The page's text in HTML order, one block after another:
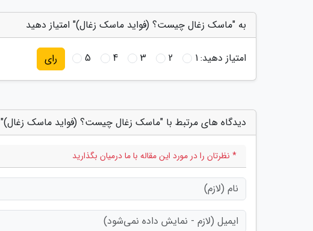
به "ماسک زغال چیست؟ (فواید ماسک زغال)" امتیاز دهید
امتیاز دهید:1
2
3
4
5 رای
دیدگاه های مرتبط با "ماسک زغال چیست؟ (فواید ماسک زغال)"
* نظرتان را در مورد این مقاله با ما درمیان بگذارید